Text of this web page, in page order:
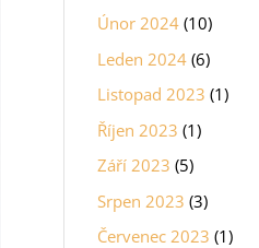
Únor 2024 (10)
Leden 2024 (6)
Listopad 2023 (1)
Říjen 2023 (1)
Září 2023 (5)
Srpen 2023 (3)
Červenec 2023 (1)